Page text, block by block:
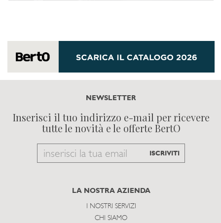
NEWSLETTER
Inserisci il tuo indirizzo e-mail per ricevere
tutte le novità e le offerte BertO
Email
subscribe
ISCRIVITI
LA NOSTRA AZIENDA
I NOSTRI SERVIZI
CHI SIAMO